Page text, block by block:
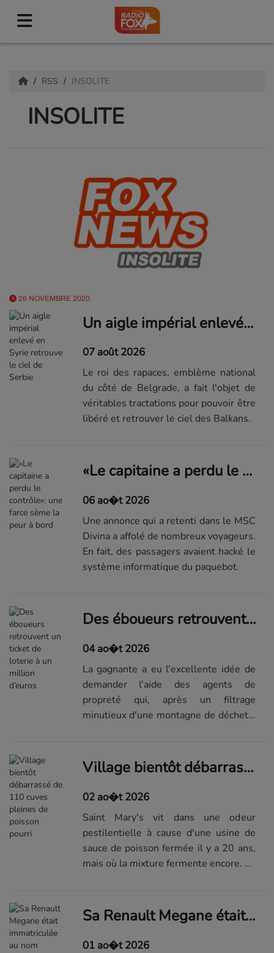
RSS INSOLITE
INSOLITE
26 NOVEMBRE 2020
Un aigle impérial enlevé en Syrie retrouve le ciel de Serbie
07 août 2026
Le roi des rapaces, emblème national
du côté de Belgrade, a fait l'objet de
véritables tractations pour pouvoir être
libéré et retrouver le ciel des Balkans.
«Le capitaine a perdu le contrôle»: une farce sème la peur à bord
06 ao�t 2026
Une annonce qui a retenti dans le MSC
Divina a affolé de nombreux voyageurs.
En fait, des passagers avaient hacké le
système informatique du paquebot.
Des éboueurs retrouvent un ticket de loterie à un million d’euros
04 ao�t 2026
La gagnante a eu l'excellente idée de
demander l'aide des agents de
propreté qui, après un filtrage
minutieux d'une montagne de déchets,
Village bientôt débarrassé de 110 cuves pleines de poisson pourri
02 ao�t 2026
Saint Mary's vit dans une odeur
pestilentielle à cause d'une usine de
sauce de poisson fermée il y a 20 ans,
mais où la mixture fermente encore. Le
Sa Renault Megane était immatriculée au nom d'Emmanuel Macron
01 ao�t 2026